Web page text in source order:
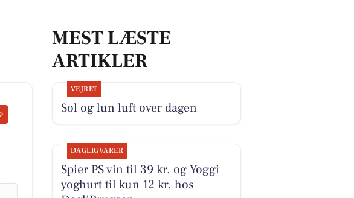
MEST LÆSTE
ARTIKLER
VEJRET
Sol og lun luft over dagen
DAGLIGVARER
Spier PS vin til 39 kr. og Yoggi
yoghurt til kun 12 kr. hos